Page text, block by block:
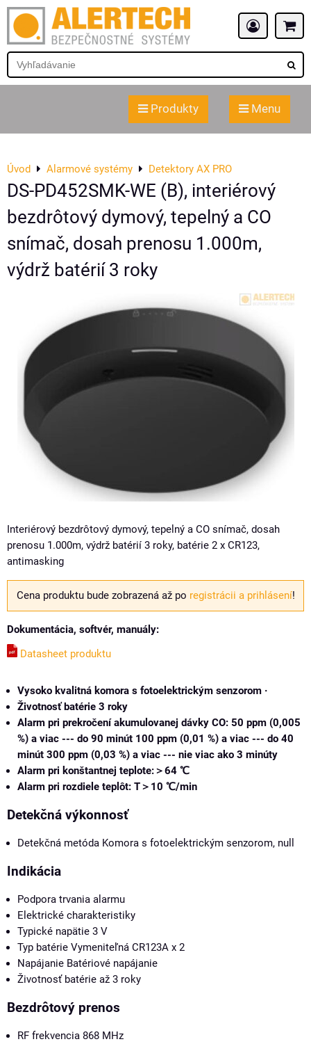
Produkty Menu
Úvod Alarmové systémy Detektory AX PRO
DS-PD452SMK-WE (B), interiérový
bezdrôtový dymový, tepelný a CO
snímač, dosah prenosu 1.000m,
výdrž batérií 3 roky
Interiérový bezdrôtový dymový, tepelný a CO snímač, dosah
prenosu 1.000m, výdrž batérií 3 roky, batérie 2 x CR123,
antimasking
Cena produktu bude zobrazená až po registrácii a prihlásení!
Dokumentácia, softvér, manuály:
Datasheet produktu
Vysoko kvalitná komora s fotoelektrickým senzorom ·
Životnosť batérie 3 roky
Alarm pri prekročení akumulovanej dávky CO: 50 ppm (0,005
%) a viac --- do 90 minút 100 ppm (0,01 %) a viac --- do 40
minút 300 ppm (0,03 %) a viac --- nie viac ako 3 minúty
Alarm pri konštantnej teplote:＞64 ℃
Alarm pri rozdiele teplôt: T＞10 ℃/min
Detekčná výkonnosť
Detekčná metóda Komora s fotoelektrickým senzorom, null
Indikácia
Podpora trvania alarmu
Elektrické charakteristiky
Typické napätie 3 V
Typ batérie Vymeniteľná CR123A x 2
Napájanie Batériové napájanie
Životnosť batérie až 3 roky
Bezdrôtový prenos
RF frekvencia 868 MHz